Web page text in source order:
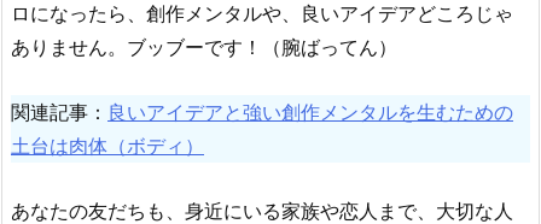
ロになったら、創作メンタルや、良いアイデアどころじゃ
ありません。ブッブーです！（腕ばってん）
関連記事： 良いアイデアと強い創作メンタルを生むための
土台は肉体（ボディ）
あなたの友だちも、身近にいる家族や恋人まで、大切な人